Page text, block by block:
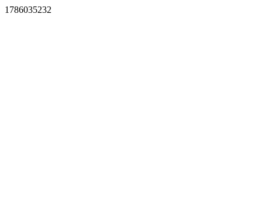
1786035232